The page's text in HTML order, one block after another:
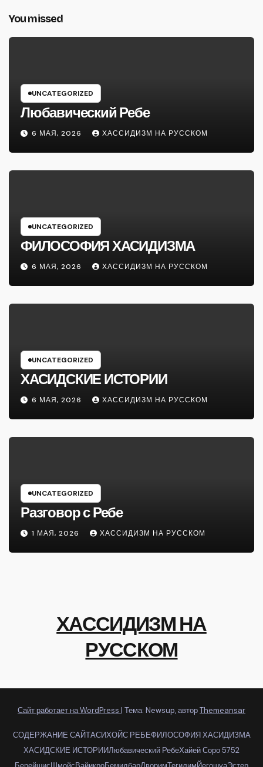
You missed
UNCATEGORIZED
Любавический Ребе
6 МАЯ, 2026 ХАССИДИЗМ НА РУССКОМ
UNCATEGORIZED
ФИЛОСОФИЯ ХАСИДИЗМА
6 МАЯ, 2026 ХАССИДИЗМ НА РУССКОМ
UNCATEGORIZED
ХАСИДСКИЕ ИСТОРИИ
6 МАЯ, 2026 ХАССИДИЗМ НА РУССКОМ
UNCATEGORIZED
Разговор с Ребе
1 МАЯ, 2026 ХАССИДИЗМ НА РУССКОМ
ХАССИДИЗМ НА
РУССКОМ
Сайт работает на WordPress | Тема: Newsup, авторThemeansar
СОДЕРЖАНИЕ САЙТАСИХОЙС РЕБЕФИЛОСОФИЯ ХАСИДИЗМА
ХАСИДСКИЕ ИСТОРИИЛюбавический РебеХайей Соро 5752